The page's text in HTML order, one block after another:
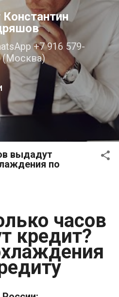
контенту
+7 916 579-
(Москва)
выдадут
по
часов
кредит?